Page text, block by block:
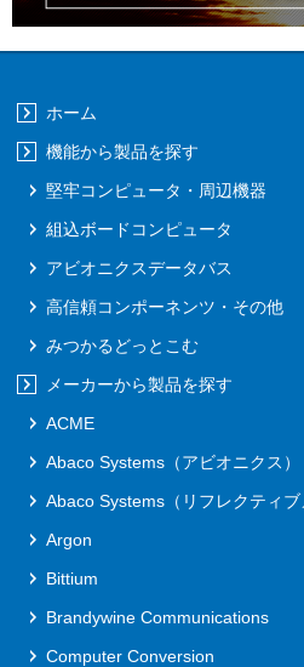
ホーム
機能から製品を探す
堅牢コンピュータ・周辺機器
組込ボードコンピュータ
アビオニクスデータバス
高信頼コンポーネンツ・その他
みつかるどっとこむ
メーカーから製品を探す
ACME
Abaco Systems（アビオニクス）
Abaco Systems（リフレクティブ
Argon
Bittium
Brandywine Communications
Computer Conversion